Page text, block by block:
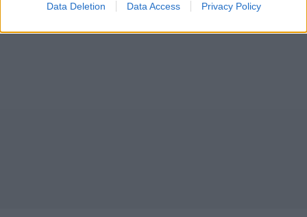
Data Deletion Data Access Privacy Policy